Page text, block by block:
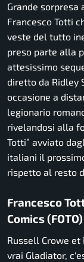
Grande sorpresa
Francesco Totti
veste del tutto
preso parte alla
attesissimo
diretto da Ridley
occasione a
legionario
rivelandosi alla
Totti” avviato
italiani il
rispetto al resto
Francesco
Comics (FOTO)
Russell Crowe
vrai Gladiator,